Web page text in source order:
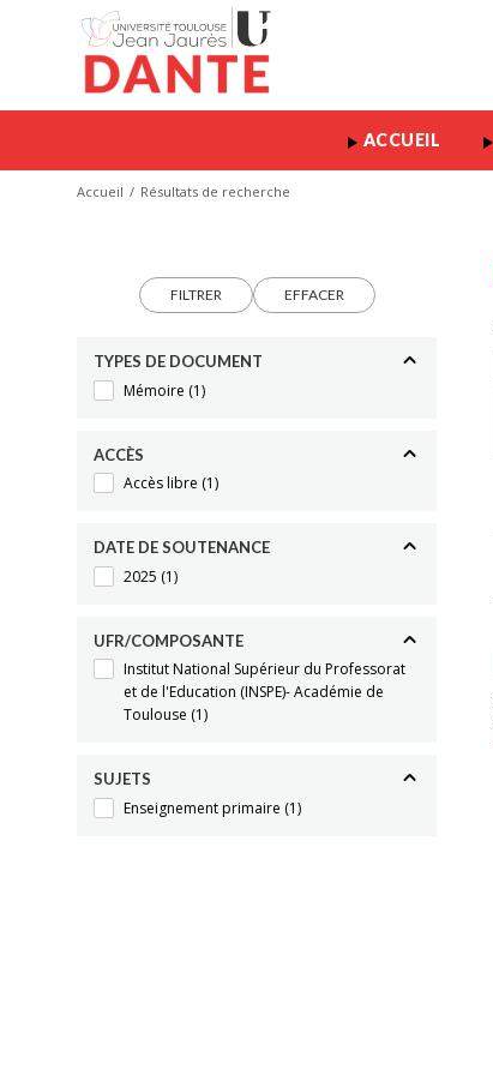
ACCUEIL
Accueil Résultats de recherche
FILTRER EFFACER
TYPES DE DOCUMENT
Mémoire (1)
ACCÈS
Accès libre (1)
DATE DE SOUTENANCE
2025 (1)
UFR/COMPOSANTE
Institut National Supérieur du Professorat
et de l'Education (INSPE)- Académie de
Toulouse (1)
SUJETS
Enseignement primaire (1)